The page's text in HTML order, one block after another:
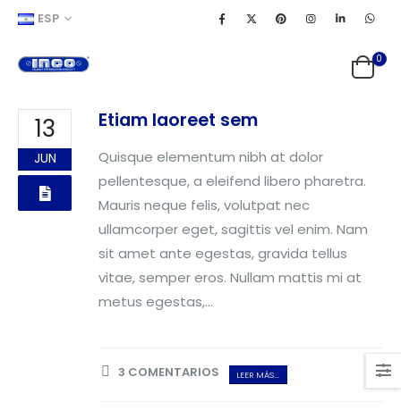
ESP
0
13
JUN
Etiam laoreet sem
Quisque elementum nibh at dolor
pellentesque, a eleifend libero pharetra.
Mauris neque felis, volutpat nec
ullamcorper eget, sagittis vel enim. Nam
sit amet ante egestas, gravida tellus
vitae, semper eros. Nullam mattis mi at
metus egestas,...
3 COMENTARIOS LEER MÁS...